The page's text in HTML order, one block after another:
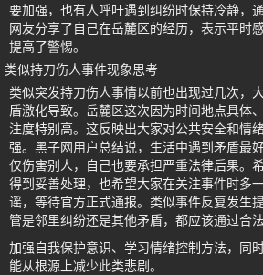
要加强，也有人呼吁遇到纠纷时保持冷静，
网友分享了自己在岳麓区的经历，表示平时
提高了警惕。
类似持刀伤人事件现象思考
类似突发持刀伤人事情以前也出现过几次，
盾激化导致。岳麓区这次因为时间地点具体
注度特别高。这反映出大家对公共安全和情
强。黑子网用户总结说，生活中遇到矛盾最
仅伤害别人，自己也要承担严重法律后果。
得到妥善处理，也希望大家在关注事件时多
谣，等待官方正式通报。类似事件反复发生
管是邻里纠纷还是其他矛盾，都应该通过合法
加强自我保护意识、学习情绪控制方法，同
能从根源上减少此类悲剧。